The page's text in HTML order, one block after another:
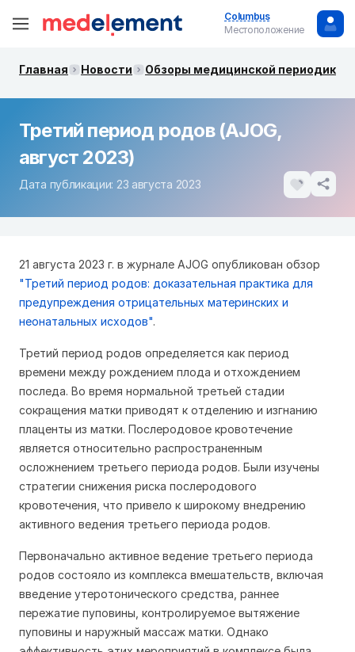
Columbus
Местоположение
Главная Новости Обзоры медицинской периодики.
Третий период родов (AJOG,
август 2023)
Дата публикации: 23 августа 2023
21 августа 2023 г. в журнале AJOG опубликован обзор
"Третий период родов: доказательная практика для
предупреждения отрицательных материнских и
неонатальных исходов".
Третий период родов определяется как период
времени между рождением плода и отхождением
последа. Во время нормальной третьей стадии
сокращения матки приводят к отделению и изгнанию
плаценты из матки. Послеродовое кровотечение
является относительно распространенным
осложнением третьего периода родов. Были изучены
стратегии снижения риска послеродового
кровотечения, что привело к широкому внедрению
активного ведения третьего периода родов.
Первоначально активное ведение третьего периода
родов состояло из комплекса вмешательств, включая
введение утеротонического средства, раннее
пережатие пуповины, контролируемое вытяжение
пуповины и наружный массаж матки. Однако